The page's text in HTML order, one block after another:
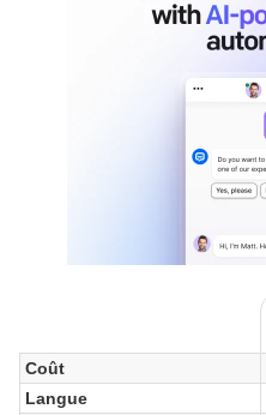
Coût
Langue